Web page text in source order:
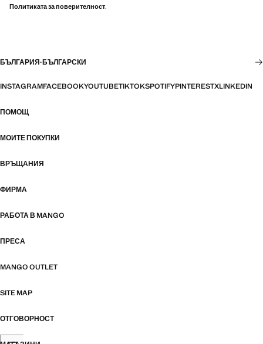
Политиката за поверителност.
БЪЛГАРИЯ·БЪЛГАРСКИ
INSTAGRAMFACEBOOKYOUTUBETIKTOKSPOTIFYPINTERESTXLINKEDIN
ПОМОЩ
МОИТЕ ПОКУПКИ
ВРЪЩАНИЯ
ФИРМА
РАБОТА В MANGO
ПРЕСА
MANGO OUTLET
SITE MAP
ОТГОВОРНОСТ